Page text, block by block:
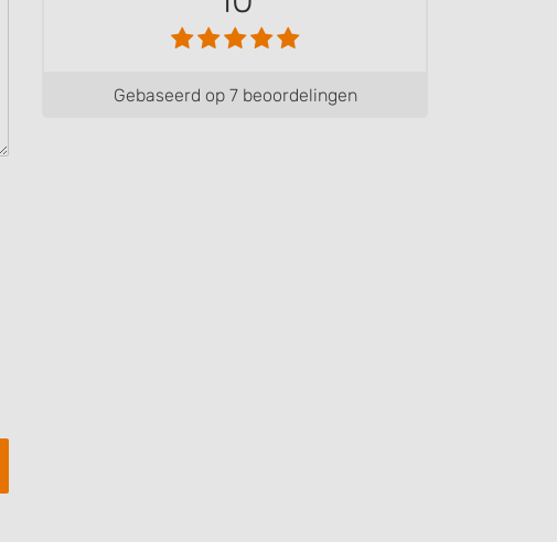
Gebaseerd op 7 beoordelingen